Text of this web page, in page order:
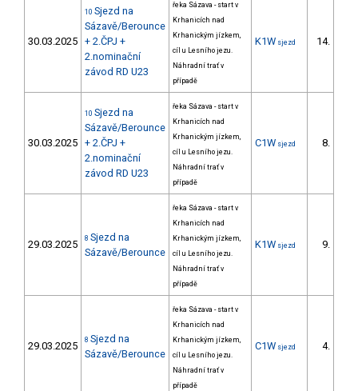
30.03.2025
10 Sjezd na
Sázavě/Berounce
+ 2.ČPJ +
2.nominační
závod RD U23
řeka Sázava - start v
Krhanicích nad
Krhanickým jízkem,
cíl u Lesního jezu.
Náhradní trať v
případě
K1W sjezd 14.
30.03.2025
10 Sjezd na
Sázavě/Berounce
+ 2.ČPJ +
2.nominační
závod RD U23
řeka Sázava - start v
Krhanicích nad
Krhanickým jízkem,
cíl u Lesního jezu.
Náhradní trať v
případě
C1W sjezd 8.
29.03.2025 8 Sjezd na
Sázavě/Berounce
řeka Sázava - start v
Krhanicích nad
Krhanickým jízkem,
cíl u Lesního jezu.
Náhradní trať v
případě
K1W sjezd 9.
29.03.2025 8 Sjezd na
Sázavě/Berounce
řeka Sázava - start v
Krhanicích nad
Krhanickým jízkem,
cíl u Lesního jezu.
Náhradní trať v
případě
C1W sjezd 4.